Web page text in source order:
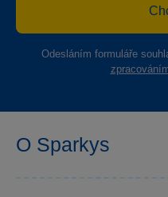
Odesláním formuláře
O Sparkys